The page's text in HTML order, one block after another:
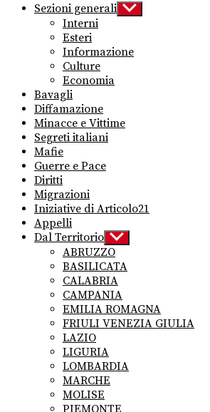
Sezioni generali Show
sub
Interni
Esteri
Informazione
Culture
Economia
Bavagli
Diffamazione
Minacce e Vittime
Segreti italiani
Mafie
Guerre e Pace
Diritti
Migrazioni
Iniziative di Articolo21
Appelli
Dal Territorio Show
sub
menu
ABRUZZO
BASILICATA
CALABRIA
CAMPANIA
EMILIA ROMAGNA
FRIULI VENEZIA GIULIA
LAZIO
LIGURIA
LOMBARDIA
MARCHE
MOLISE
PIEMONTE